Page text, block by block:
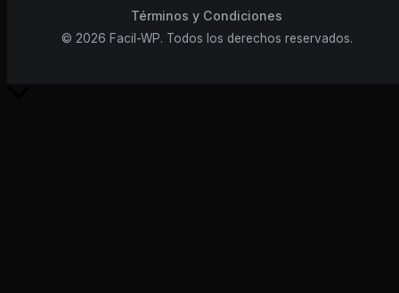
Términos y Condiciones
© 2026 Facil-WP. Todos los derechos reservados.